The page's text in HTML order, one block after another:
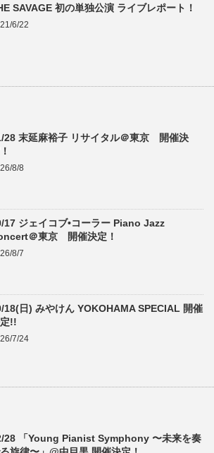
SAVAGE 初の単独公演 ライブレポート！
6/22
28 末延麻裕子 リサイタル＠東京 開催決
8/8
17 ジェイコブ•コーラー Piano Jazz
＠東京 開催決定！
8/7
18(日) みやけん YOKOHAMA SPECIAL 開催
!!
7/24
28 「Young Pianist Symphony 〜未来を奏